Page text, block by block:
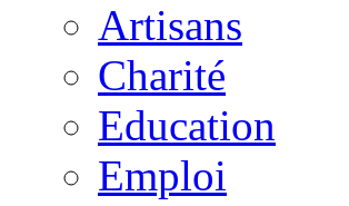
Artisans
Charité
Education
Emploi